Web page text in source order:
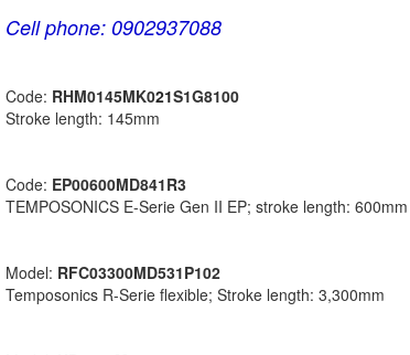
Cell phone: 0902937088
Code: RHM0145MK021S1G8100
Stroke length: 145mm
Code: EP00600MD841R3
TEMPOSONICS E-Serie Gen II EP; stroke length: 600mm
Model: RFC03300MD531P102
Temposonics R-Serie flexible; Stroke length: 3,300mm